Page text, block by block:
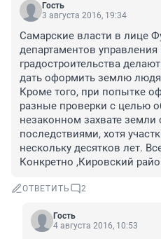
Гость
3 августа 2016, 19:34
Самарские власти в лице
департаментов
градостроительства
дать оформить землю
Кроме того, при попытке
разные проверки с целью
незаконном захвате
последствиями, хотя
нескольку десятков лет.
Конкретно ,Кировский
ОТВЕТИТЬ 2
Гость
4 августа 2016, 10:53